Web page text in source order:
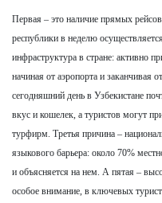
Первая – это наличие прямых
республики в неделю
инфраструктура в стране: активно
начиная от аэропорта и заканчивая
сегодняшний день в Узбекистане
вкус и кошелек, а туристов могут
турфирм. Третья причина –
языкового барьера: около 70%
и объясняется на нем. А пятая –
особое внимание, в ключевых